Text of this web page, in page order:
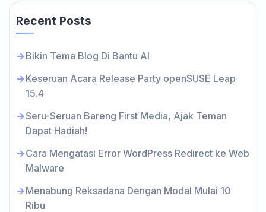
Recent Posts
Bikin Tema Blog Di Bantu AI
Keseruan Acara Release Party openSUSE Leap
15.4
Seru-Seruan Bareng First Media, Ajak Teman
Dapat Hadiah!
Cara Mengatasi Error WordPress Redirect ke Web
Malware
Menabung Reksadana Dengan Modal Mulai 10
Ribu